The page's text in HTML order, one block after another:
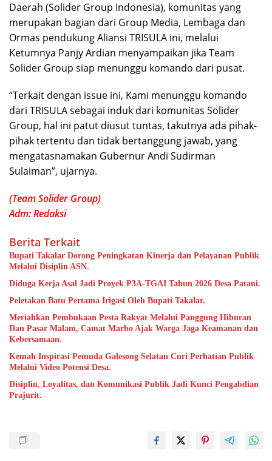
Daerah (Solider Group Indonesia), komunitas yang
merupakan bagian dari Group Media, Lembaga dan
Ormas pendukung Aliansi TRISULA ini, melalui
Ketumnya Panjy Ardian menyampaikan jika Team
Solider Group siap menunggu komando dari pusat.
“Terkait dengan issue ini, Kami menunggu komando
dari TRISULA sebagai induk dari komunitas Solider
Group, hal ini patut diusut tuntas, takutnya ada pihak-
pihak tertentu dan tidak bertanggung jawab, yang
mengatasnamakan Gubernur Andi Sudirman
Sulaiman”, ujarnya.
(Team Solider Group)
Adm: Redaksi
Berita Terkait
Bupati Takalar Dorong Peningkatan Kinerja dan Pelayanan Publik
Melalui Disiplin ASN.
Diduga Kerja Asal Jadi Proyek P3A-TGAI Tahun 2026 Desa Patani.
Peletakan Batu Pertama Irigasi Oleh Bupati Takalar.
Meriahkan Pembukaan Pesta Rakyat Melalui Panggung Hiburan
Dan Pasar Malam, Camat Marbo Ajak Warga Jaga Keamanan dan
Kebersamaan.
Kemah Inspirasi Pemuda Galesong Selatan Curi Perhatian Publik
Melalui Video Potensi Desa.
Disiplin, Loyalitas, dan Komunikasi Publik Jadi Kunci Pengabdian
Prajurit.